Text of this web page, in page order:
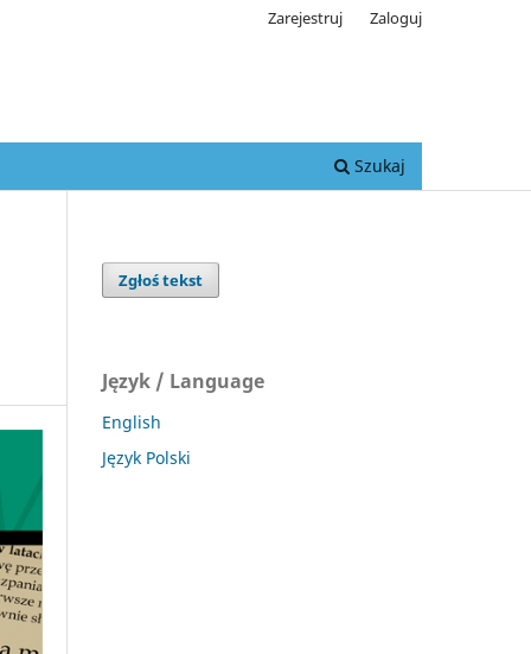
Szukaj
Zarejestruj Zaloguj
Zgłoś tekst
Język / Language
English
Język Polski